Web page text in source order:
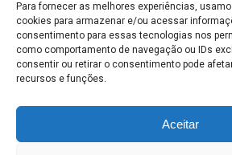
Para fornecer as melhores experiências,
cookies para armazenar e/ou acessar
consentimento para essas tecnologias nos
como comportamento de navegação ou IDs
consentir ou retirar o consentimento pode
recursos e funções.
Aceitar
MAPA DO SITE